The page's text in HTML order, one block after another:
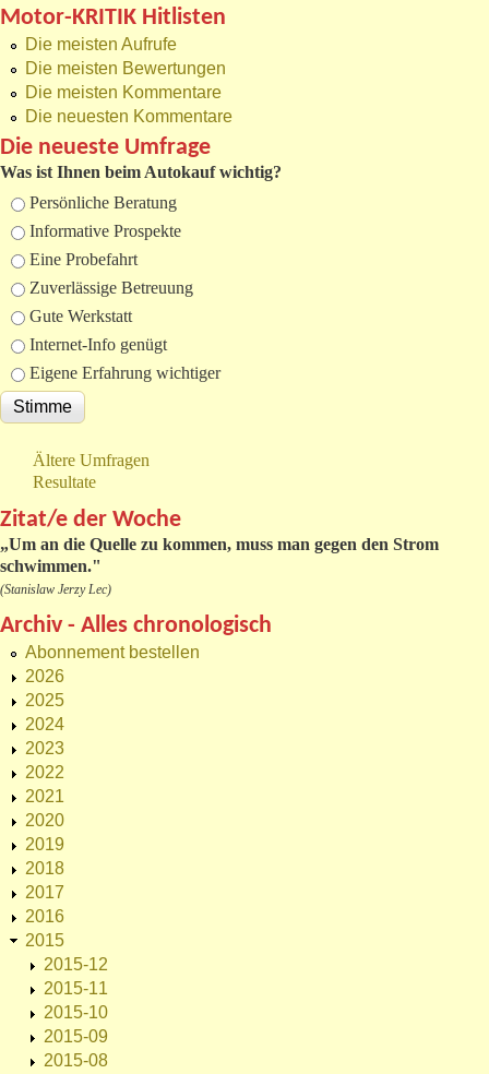
Motor-KRITIK Hitlisten
Die meisten Aufrufe
Die meisten Bewertungen
Die meisten Kommentare
Die neuesten Kommentare
Die neueste Umfrage
Was ist Ihnen beim Autokauf wichtig?
Auswahlmöglichkeiten
Persönliche Beratung
Informative Prospekte
Eine Probefahrt
Zuverlässige Betreuung
Gute Werkstatt
Internet-Info genügt
Eigene Erfahrung wichtiger
Ältere Umfragen
Resultate
Zitat/e der Woche
„Um an die Quelle zu kommen, muss man gegen den Strom
schwimmen."
(Stanislaw Jerzy Lec)
Archiv - Alles chronologisch
Abonnement bestellen
2026
2025
2024
2023
2022
2021
2020
2019
2018
2017
2016
2015
2015-12
2015-11
2015-10
2015-09
2015-08